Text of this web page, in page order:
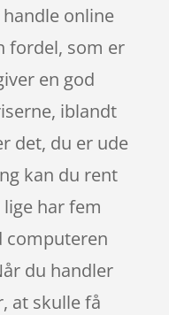
online
fordel, som er
en god
iblandt
det, du er ude
kan du rent
har fem
computeren
du handler
at skulle få